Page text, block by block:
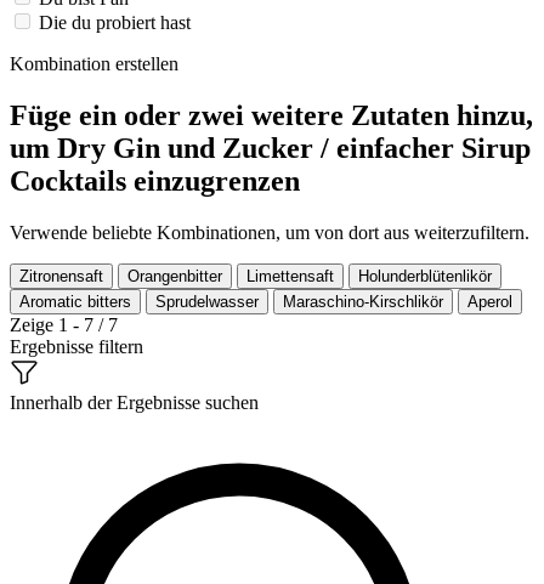
Die du probiert hast
Kombination erstellen
Füge ein oder zwei weitere Zutaten hinzu,
um Dry Gin und Zucker / einfacher Sirup
Cocktails einzugrenzen
Verwende beliebte Kombinationen, um von dort aus weiterzufiltern.
Zitronensaft Orangenbitter Limettensaft
Holunderblütenlikör
Aromatic bitters
Sprudelwasser Maraschino-Kirschlikör Aperol
Zeige 1 - 7 / 7
Ergebnisse filtern
Innerhalb der Ergebnisse suchen